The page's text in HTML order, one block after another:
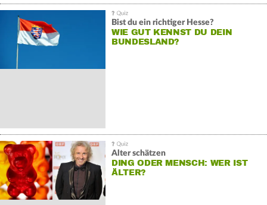
Bist du ein richtiger Hesse?
WIE GUT KENNST DU DEIN
BUNDESLAND?
Alter schätzen
DING ODER MENSCH: WER IST
ÄLTER?